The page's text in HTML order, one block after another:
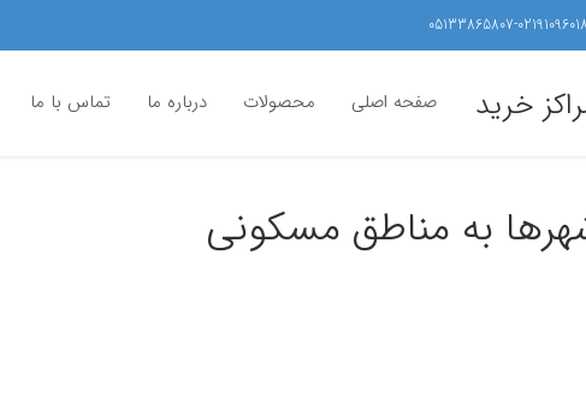
05133865807-02191096018
خرید صفحه اصلی محصولات درباره ما تماس با ما
به مناطق مسکونی